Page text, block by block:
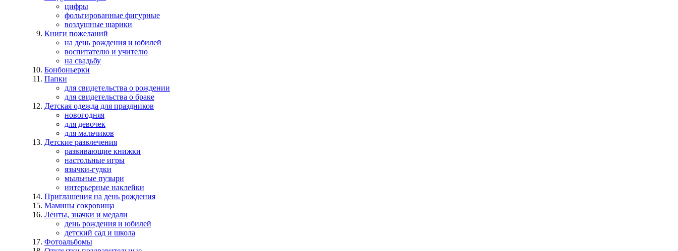
цифры
фольгированные фигурные
воздушные шарики
Книги пожеланий
на день рождения и юбилей
воспитателю и учителю
на свадьбу
Бонбоньерки
Папки
для свидетельства о рождении
для свидетельства о браке
Детская одежда для праздников
новогодняя
для девочек
для мальчиков
Детские развлечения
развивающие книжки
настольные игры
язычки-гудки
мыльные пузыри
интерьерные наклейки
Приглашения на день рождения
Мамины сокровища
Ленты, значки и медали
день рождения и юбилей
детский сад и школа
Фотоальбомы